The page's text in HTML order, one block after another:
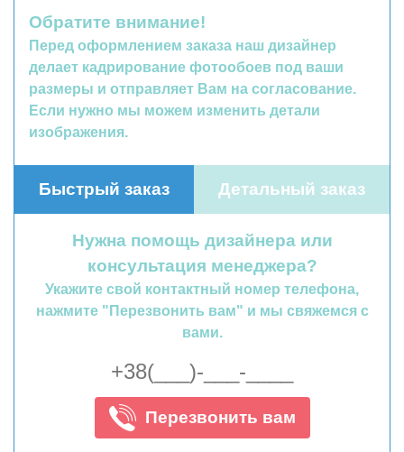
Обратите внимание!
Перед оформлением заказа наш дизайнер
делает кадрирование фотообоев под ваши
размеры и отправляет Вам на согласование.
Если нужно мы можем изменить детали
изображения.
Быстрый заказ Детальный заказ
Нужна помощь дизайнера или
консультация менеджера?
Укажите свой контактный номер телефона,
нажмите "Перезвонить вам" и мы свяжемся с
вами.
Перезвонить вам